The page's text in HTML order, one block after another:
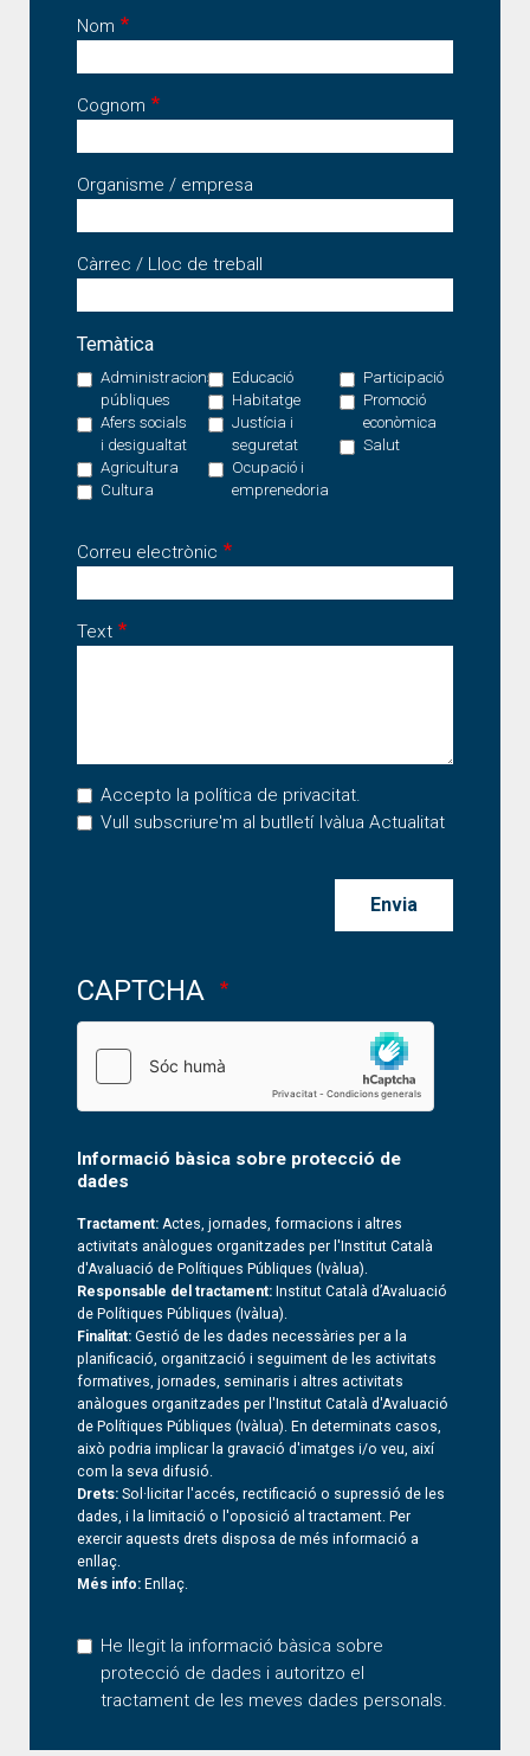
Nom
Cognom
Organisme / empresa
Càrrec / Lloc de treball
Temàtica
Administracions
públiques
Afers socials
i desigualtat
Agricultura
Cultura
Educació
Habitatge
Justícia i
seguretat
Ocupació i
emprenedoria
Participació
Promoció
econòmica
Salut
Correu electrònic
Text
Accepto la política de privacitat.
Vull subscriure'm al butlletí Ivàlua Actualitat
CAPTCHA
Informació bàsica sobre protecció de
dades
Tractament: Actes, jornades, formacions i altres
activitats anàlogues organitzades per l'Institut Català
d'Avaluació de Polítiques Públiques (Ivàlua).
Responsable del tractament: Institut Català d’Avaluació
de Polítiques Públiques (Ivàlua).
Finalitat: Gestió de les dades necessàries per a la
planificació, organització i seguiment de les activitats
formatives, jornades, seminaris i altres activitats
anàlogues organitzades per l'Institut Català d'Avaluació
de Polítiques Públiques (Ivàlua). En determinats casos,
això podria implicar la gravació d'imatges i/o veu, així
com la seva difusió.
Drets: Sol·licitar l'accés, rectificació o supressió de les
dades, i la limitació o l'oposició al tractament. Per
exercir aquests drets disposa de més informació a
enllaç.
Més info: Enllaç.
He llegit la informació bàsica sobre
protecció de dades i autoritzo el
tractament de les meves dades personals.